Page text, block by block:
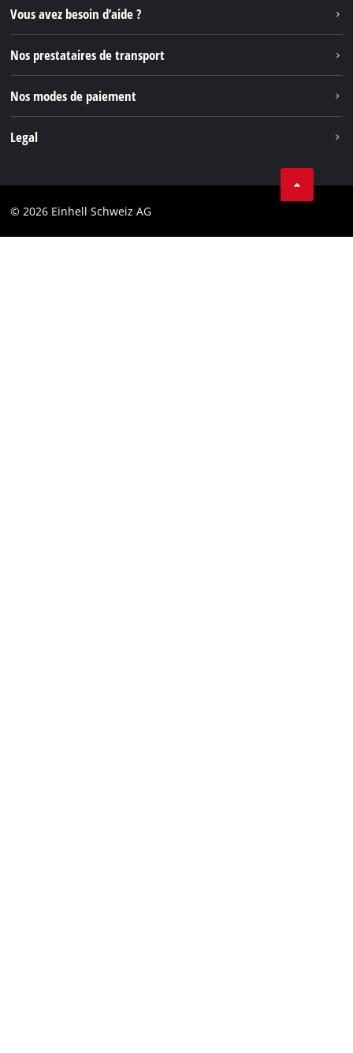
Instagram
TikTok
Pinterest
Vous avez besoin d’aide ?
Nos prestataires de transport
Nos modes de paiement
Legal
Marque
© 2026 Einhell Schweiz AG